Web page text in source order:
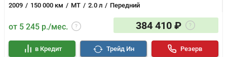
2009 150 000 км MT 2.0 л Передний
от 5 245 р./мес. 384 410 ₽
в Кредит Трейд Ин Резерв